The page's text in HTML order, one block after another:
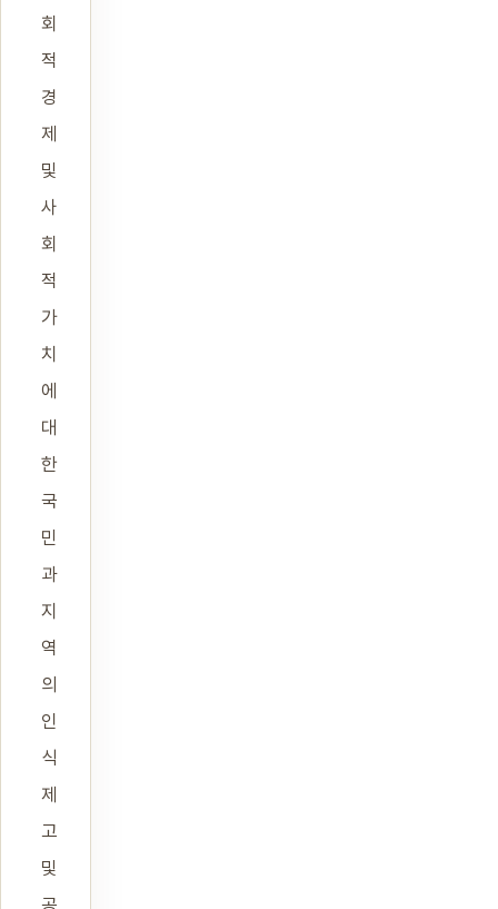
회
적
경
제
및
사
회
적
가
치
에
대
한
국
민
과
지
역
의
인
식
제
고
및